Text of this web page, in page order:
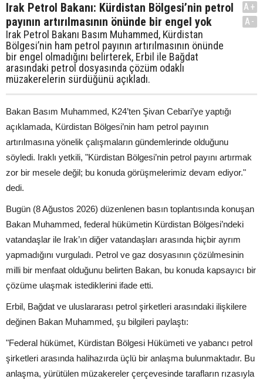
Irak Petrol Bakanı: Kürdistan Bölgesi’nin petrol
payının artırılmasının önünde bir engel yok
Irak Petrol Bakanı Basım Muhammed, Kürdistan
Bölgesi’nin ham petrol payının artırılmasının önünde
bir engel olmadığını belirterek, Erbil ile Bağdat
arasındaki petrol dosyasında çözüm odaklı
müzakerelerin sürdüğünü açıkladı.
A+
A-
Bakan Basım Muhammed, K24’ten Şivan Cebari’ye yaptığı
açıklamada, Kürdistan Bölgesi’nin ham petrol payının
artırılmasına yönelik çalışmaların gündemlerinde olduğunu
söyledi. Iraklı yetkili, "Kürdistan Bölgesi’nin petrol payını artırmak
zor bir mesele değil; bu konuda görüşmelerimiz devam ediyor."
dedi.
Bugün (8 Ağustos 2026) düzenlenen basın toplantısında konuşan
Bakan Muhammed, federal hükümetin Kürdistan Bölgesi’ndeki
vatandaşlar ile Irak’ın diğer vatandaşları arasında hiçbir ayrım
yapmadığını vurguladı. Petrol ve gaz dosyasının çözülmesinin
milli bir menfaat olduğunu belirten Bakan, bu konuda kapsayıcı bir
çözüme ulaşmak istediklerini ifade etti.
Erbil, Bağdat ve uluslararası petrol şirketleri arasındaki ilişkilere
değinen Bakan Muhammed, şu bilgileri paylaştı:
"Federal hükümet, Kürdistan Bölgesi Hükümeti ve yabancı petrol
şirketleri arasında halihazırda üçlü bir anlaşma bulunmaktadır. Bu
anlaşma, yürütülen müzakereler çerçevesinde tarafların rızasıyla